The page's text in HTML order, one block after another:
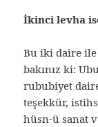
İkinci levha
Bu iki daire ile
bakınız ki:
rububiyet
teşekkür,
hüsn-ü sanat